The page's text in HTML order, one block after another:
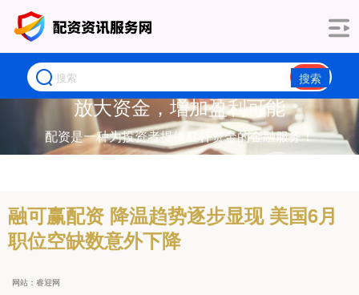
搜索
放大资金，增加盈利可能
配资是一种为投资者提供杠杆资金的金融服务！
融可赢配资 降温趋势逐步显现 美国6月
职位空缺数意外下降
网站：睿迎网